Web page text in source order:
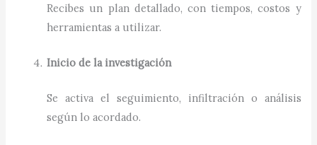
Recibes un plan detallado, con tiempos, costos y
herramientas a utilizar.
Inicio de la investigación
Se activa el seguimiento, infiltración o análisis
según lo acordado.